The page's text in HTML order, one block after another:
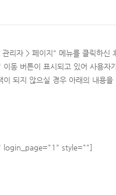
리자 > 페이지" 메뉴를 클릭하
동 버튼이 표시되고 있어 사용자
되지 않으실 경우 아래의 내용
login_page="1" style=""]